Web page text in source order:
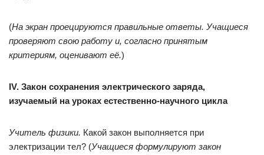
(На экран проецируются правильные ответы. Учащиеся
проверяют свою работу и, согласно принятым
критериям, оценивают её.)
IV. Закон сохранения электрического заряда,
изучаемый на уроках естественно-научного цикла
Учитель физики. Какой закон выполняется при
электризации тел? (Учащиеся формулируют закон